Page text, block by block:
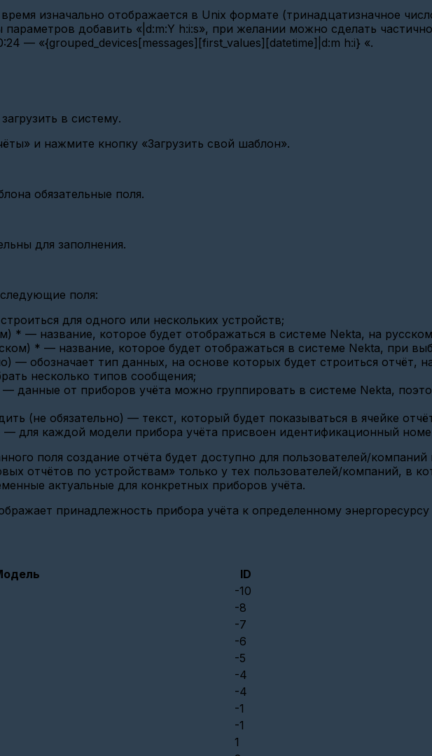
изначально отображается в Unix формате (тринадцатизначное
параметров добавить «|d:m:Y h:i:s», при желании можно сделать
— «{grouped_devices[messages][first_values][datetime]|d:m h:i} «.
в систему.
и нажмите кнопку «Загрузить свой шаблон».
обязательные поля.
для заполнения.
поля:
для одного или нескольких устройств;
* — название, которое будет отображаться в системе Nekta, на
* — название, которое будет отображаться в системе Nekta, при
— обозначает тип данных, на основе которых будет строиться отчёт,
несколько типов сообщения;
— данные от приборов учёта можно группировать в системе Nekta,
(не обязательно) — текст, который будет показываться в ячейке
— для каждой модели прибора учёта присвоен идентификационный
поля создание отчёта будет доступно для пользователей/
отчётов по устройствам» только у тех пользователей/компаний, в
актуальные для конкретных приборов учёта.
принадлежность прибора учёта к определенному
ID
-10
-8
-7
-6
-5
-4
-4
-1
-1
1